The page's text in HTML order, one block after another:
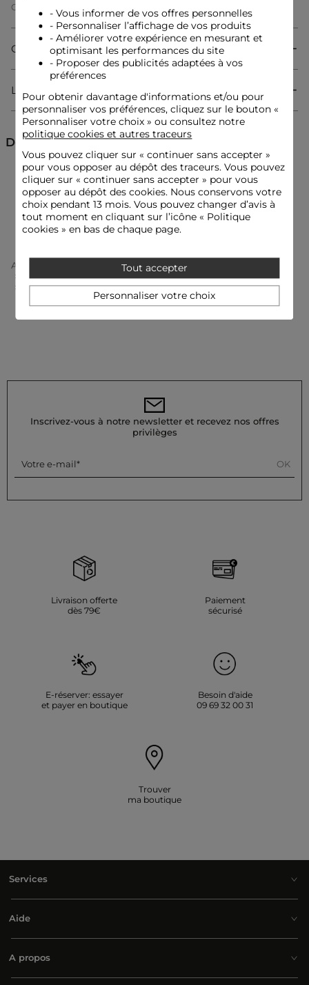
Cette robe tricot incarne l'élégance casual chic avec son
imprimé chevron, apportant une touche graphique et
moderne. L'encolure carrée sublime le décolleté tandis que la
coupe cintrée souligne délicatement la taille pour un effet
féminin assuré. Le dos ouvert dévoile subtilement la peau,
ajoutant une note sensuelle à cette pièce tendance. Sa forme
droite dessine une silhouette actuelle et raffinée.
Robe courte
Cintrée
Encolure carrée
Fines bretelles
Dos ouvert
Chevron
Idées look
La robe tricot cintrée et courte s'associe parfaitement à des
légère structurée, créant un contraste audacieux avec son
style casual chic.
Conseil entretien
(maximum 110°) et sans utiliser de vapeur, car cela est
également fortement déconseillé.
Référence : 32536311057581118 261-RMSOL
Couleur :Robes droites femme marron
Composition & Entretien
Livraison & Retour
Découvrez aussi
Robes courtes Robes droites Robes
Robes en maille Robes à bretelles
Accueil Vêtements Femme
Robes Femme
Robes Droites Femme
Robe Tricot Courte Chevron Marron Cognac Femme
Inscrivez-vous à notre newsletter et recevez nos offres
privilèges
Votre e-mail OK
Livraison offerte
dès 79€
Paiement
sécurisé
E-réserver: essayer
et payer en boutique
Besoin d'aide
09 69 32 00 31
Trouver
ma boutique
Services
Aide
A propos
- Vous informer de vos offres personnelles
- Personnaliser l’affichage de vos produits
- Améliorer votre expérience en mesurant et
optimisant les performances du site
- Proposer des publicités adaptées à vos
préférences
Pour obtenir davantage d'informations et/ou pour
personnaliser vos préférences, cliquez sur le bouton «
Personnaliser votre choix » ou consultez notre
politique cookies et autres traceurs
Vous pouvez cliquer sur « continuer sans accepter»
pour vous opposer au dépôt des traceurs. Vous pouvez
cliquer sur « continuer sans accepter » pour vous
opposer au dépôt des cookies. Nous conservons votre
choix pendant 13 mois. Vous pouvez changer d’avis à
tout moment en cliquant sur l’icône « Politique
cookies » en bas de chaque page.
Tout accepter
Personnaliser votre choix